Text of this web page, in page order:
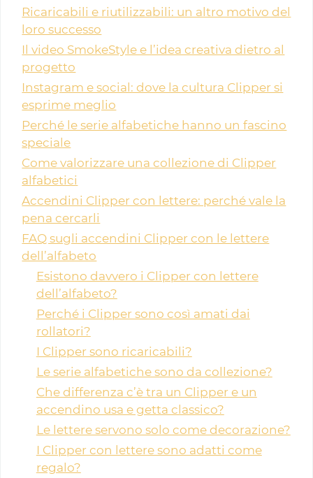
Ricaricabili e riutilizzabili: un altro motivo del
loro successo
Il video SmokeStyle e l’idea creativa dietro al
progetto
Instagram e social: dove la cultura Clipper si
esprime meglio
Perché le serie alfabetiche hanno un fascino
speciale
Come valorizzare una collezione di Clipper
alfabetici
Accendini Clipper con lettere: perché vale la
pena cercarli
FAQ sugli accendini Clipper con le lettere
dell’alfabeto
Esistono davvero i Clipper con lettere
dell’alfabeto?
Perché i Clipper sono così amati dai
rollatori?
I Clipper sono ricaricabili?
Le serie alfabetiche sono da collezione?
Che differenza c’è tra un Clipper e un
accendino usa e getta classico?
Le lettere servono solo come decorazione?
I Clipper con lettere sono adatti come
regalo?